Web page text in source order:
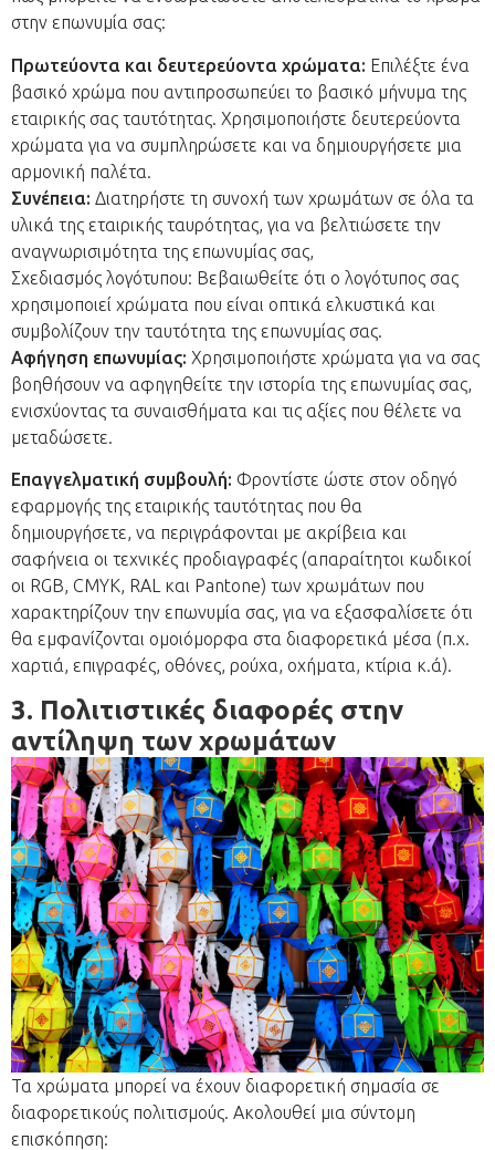
στην επωνυμία σας:
Πρωτεύοντα και δευτερεύοντα χρώματα: Επιλέξτε ένα
βασικό χρώμα που αντιπροσωπεύει το βασικό μήνυμα της
εταιρικής σας ταυτότητας. Χρησιμοποιήστε δευτερεύοντα
χρώματα για να συμπληρώσετε και να δημιουργήσετε μια
αρμονική παλέτα.
Συνέπεια: Διατηρήστε τη συνοχή των χρωμάτων σε όλα τα
υλικά της εταιρικής ταυρότητας, για να βελτιώσετε την
αναγνωρισιμότητα της επωνυμίας σας,
Σχεδιασμός λογότυπου: Βεβαιωθείτε ότι ο λογότυπος σας
χρησιμοποιεί χρώματα που είναι οπτικά ελκυστικά και
συμβολίζουν την ταυτότητα της επωνυμίας σας.
Αφήγηση επωνυμίας: Χρησιμοποιήστε χρώματα για να σας
βοηθήσουν να αφηγηθείτε την ιστορία της επωνυμίας σας,
ενισχύοντας τα συναισθήματα και τις αξίες που θέλετε να
μεταδώσετε.
Επαγγελματική συμβουλή: Φροντίστε ώστε στον οδηγό
εφαρμογής της εταιρικής ταυτότητας που θα
δημιουργήσετε, να περιγράφονται με ακρίβεια και
σαφήνεια οι τεχνικές προδιαγραφές (απαραίτητοι κωδικοί
οι RGB, CMYK, RAL και Pantone) των χρωμάτων που
χαρακτηρίζουν την επωνυμία σας, για να εξασφαλίσετε ότι
θα εμφανίζονται ομοιόμορφα στα διαφορετικά μέσα (π.χ.
χαρτιά, επιγραφές, οθόνες, ρούχα, οχήματα, κτίρια κ.ά).
3. Πολιτιστικές διαφορές στην
αντίληψη των χρωμάτων
Τα χρώματα μπορεί να έχουν διαφορετική σημασία σε
διαφορετικούς πολιτισμούς. Ακολουθεί μια σύντομη
επισκόπηση: